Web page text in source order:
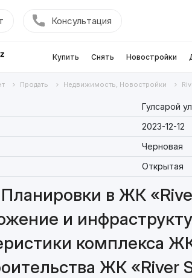
Консультация
Купить Снять Новостройки
Продать Недвижимость, Новостройки
Гулсарой
2023-12-12
Черновая
Открытая
в ЖК
и
комплекса
ЖК «River